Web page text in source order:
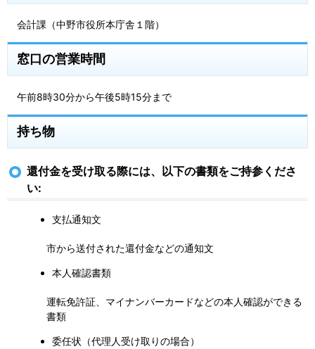
会計課（中野市役所本庁舎１階）
窓口の営業時間
午前8時30分から午後5時15分まで
持ち物
還付金を受け取る際には、以下の書類をご持参くださ
い:
支払通知文
市から送付された還付金などの通知文
本人確認書類
運転免許証、マイナンバーカードなどの本人確認ができる
書類
委任状（代理人受け取りの場合）